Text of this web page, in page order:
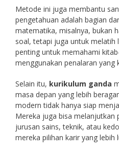
Metode ini juga membantu
pengetahuan adalah bagian
matematika, misalnya, bukan
soal, tetapi juga untuk melatih
penting untuk memahami
menggunakan penalaran yang
Selain itu, kurikulum ganda
masa depan yang lebih
modern tidak hanya siap
Mereka juga bisa melanjutkan
jurusan sains, teknik, atau
mereka pilihan karir yang lebih